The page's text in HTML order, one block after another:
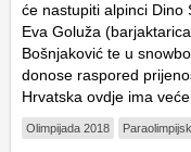
će nastupiti alpinci Dino
Eva Goluža
Bošnjaković te u
donose raspored
Hrvatska ovdje ima
Olimpijada 2018